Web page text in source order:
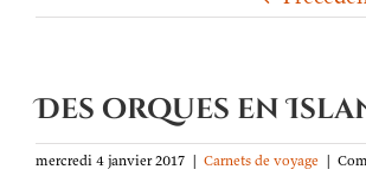
Des orques en
mercredi 4 janvier 2017 | Carnets de voyage |